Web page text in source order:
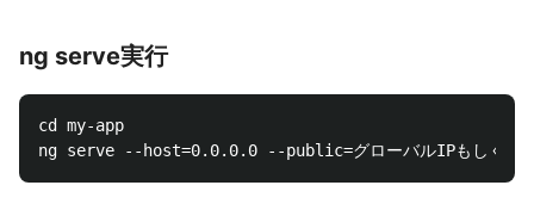
ng serve実行
cd my-app